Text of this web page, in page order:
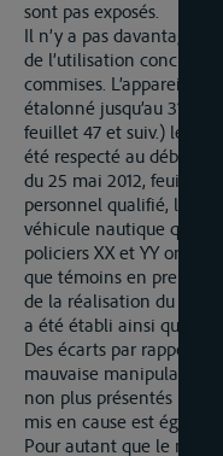
sont pas exposés.
Il n’y a pas davantage
de l’utilisation concrète
commises. L’appareil de
étalonné jusqu’au 31
feuillet 47 et suiv.) le test
été respecté au début de
du 25 mai 2012, feuillet
personnel qualifié,
véhicule nautique que
policiers XX et YY ont
que témoins en
de la réalisation du
a été établi ainsi que les
Des écarts par rapport
mauvaise manipulation
non plus présentés par
mis en cause est
Pour autant que le mis